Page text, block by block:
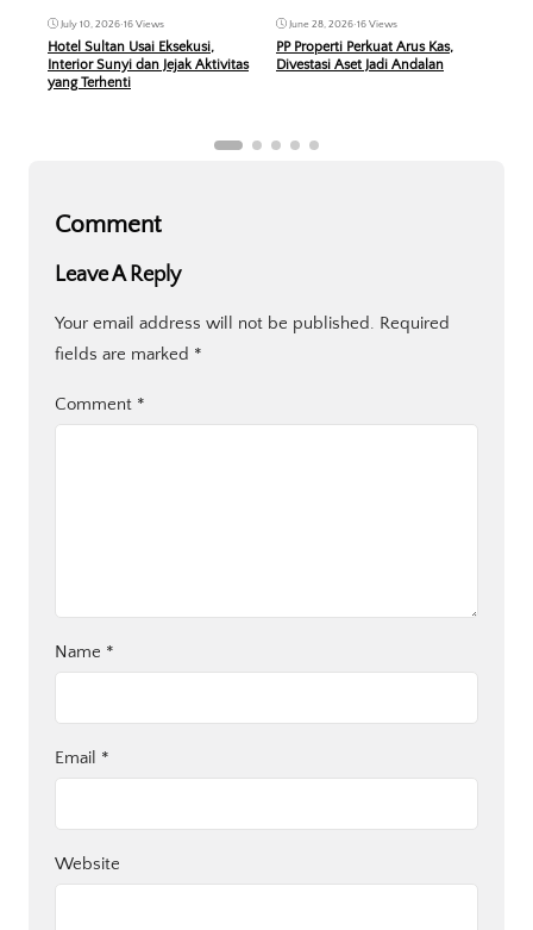
July 10, 2026•16 Views
Hotel Sultan Usai Eksekusi,
Interior Sunyi dan Jejak Aktivitas
yang Terhenti
June 28, 2026•16 Views
PP Properti Perkuat Arus Kas,
Divestasi Aset Jadi Andalan
Comment
Leave A Reply
Your email address will not be published. Required
fields are marked *
Comment *
Name *
Email *
Website